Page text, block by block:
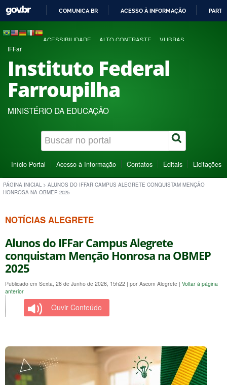
COMUNICA BR ACESSO À INFORMAÇÃO
ACESSIBILIDADE ALTO CONTRASTE VLIBRAS
IFFar
Instituto Federal
Farroupilha
MINISTÉRIO DA EDUCAÇÃO
Início Portal Acesso à Informação Contatos Editais Licitações
PÁGINA INICIAL > ALUNOS DO IFFAR CAMPUS ALEGRETE CONQUISTAM MENÇÃO
HONROSA NA OBMEP 2025
NOTÍCIAS ALEGRETE
Alunos do IFFar Campus Alegrete
conquistam Menção Honrosa na OBMEP
2025
Publicado em Sexta, 26 de Junho de 2026, 15h22 | por Ascom Alegrete | Voltar à página
anterior
Ouvir Conteúdo